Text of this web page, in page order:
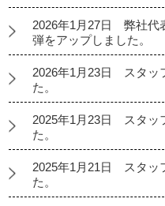
2026年1月27日 弊社代
弾をアップしました。
2026年1月23日 スタッ
た。
2025年1月23日 スタッ
た。
2025年1月21日 スタッ
た。